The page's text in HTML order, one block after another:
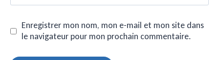
Enregistrer mon nom, mon e-mail et mon site dans
le navigateur pour mon prochain commentaire.